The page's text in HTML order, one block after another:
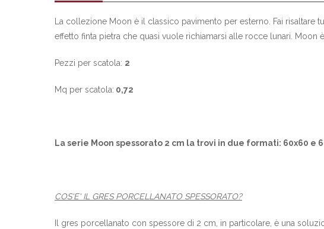
La collezione Moon è il classico pavimento per esterno. Fai
effetto finta pietra che quasi vuole richiamarsi alle rocce lunari. Moon
Pezzi per scatola: 2
Mq per scatola: 0,72
La serie Moon spessorato 2 cm la trovi in due formati: 60x60 e
COS'E' IL GRES PORCELLANATO SPESSORATO?
Il gres porcellanato con spessore di 2 cm, in particolare, è una